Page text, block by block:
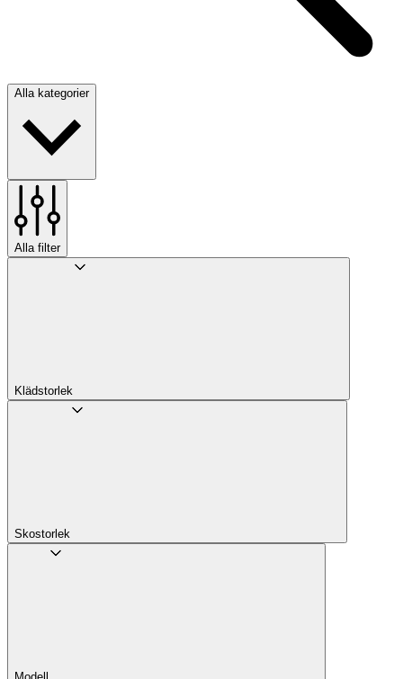
Alla kategorier
Alla filter
Klädstorlek
Skostorlek